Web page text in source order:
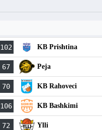
102 KB Prishtina
67 Peja
70 KB Rahoveci
106 KB Bashkimi
72 Ylli